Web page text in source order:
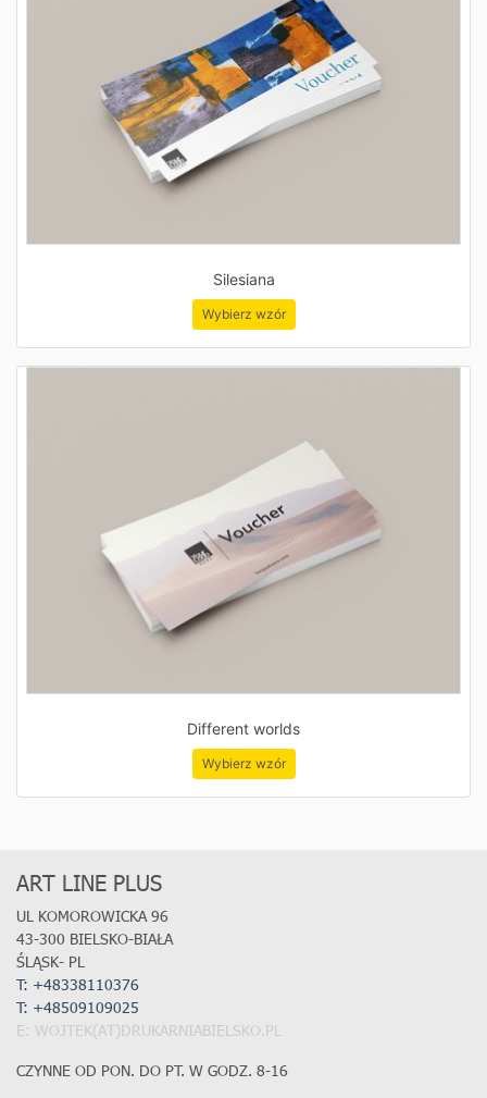
Silesiana
Wybierz wzór
Different worlds
Wybierz wzór
ART LINE PLUS
UL KOMOROWICKA 96
43-300 BIELSKO-BIAŁA
ŚLĄSK- PL
T: +48338110376
T: +48509109025
E: WOJTEK(AT)DRUKARNIABIELSKO.PL
CZYNNE OD PON. DO PT. W GODZ. 8-16